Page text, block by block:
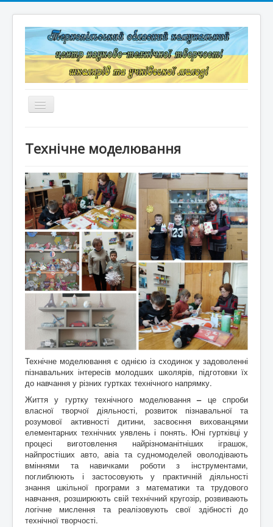
Перемикач
навігації
Документація
Конкурси та змагання
Корисні лінки
Дистанційне навчання
Контакти
Технічне моделювання
Технічне моделювання є однією із сходинок у задоволенні
пізнавальних інтересів молодших школярів, підготовки їх
до навчання у різних гуртках технічного напрямку.
Життя у гуртку технічного моделювання–це спроби
власної творчої діяльності, розвиток пізнавальної та
розумової активності дитини, засвоєння вихованцями
елементарних технічних уявлень і понять. Юні гуртківці у
процесі виготовлення найрізноманітніших іграшок,
найпростіших авто, авіа та судномоделей оволодівають
вміннями та навичками роботи з інструментами,
поглиблюють і застосовують у практичній діяльності
знання шкільної програми з математики та трудового
навчання, розширюють свій технічний кругозір, розвивають
логічне мислення та реалізовують свої здібності до
технічної творчості.